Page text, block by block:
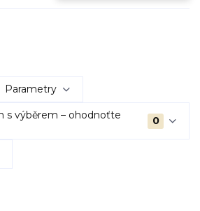
Parametry
s výběrem – ohodnoťte
0